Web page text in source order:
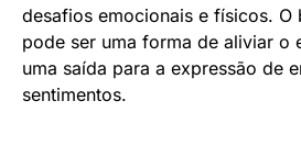
desafios emocionais e físicos. O
pode ser uma forma de aliviar o
uma saída para a expressão de
sentimentos.